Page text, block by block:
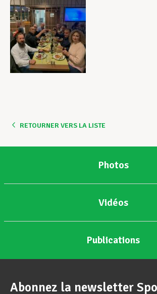
RETOURNER VERS LA LISTE
Photos
Vidéos
Publications
Abonnez la newsletter